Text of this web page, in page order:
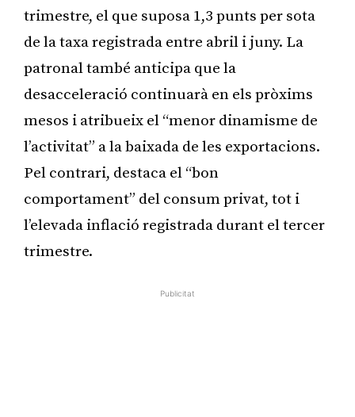
trimestre, el que suposa 1,3 punts per sota
de la taxa registrada entre abril i juny. La
patronal també anticipa que la
desacceleració continuarà en els pròxims
mesos i atribueix el “menor dinamisme de
l’activitat” a la baixada de les exportacions.
Pel contrari, destaca el “bon
comportament” del consum privat, tot i
l’elevada inflació registrada durant el tercer
trimestre.
Publicitat